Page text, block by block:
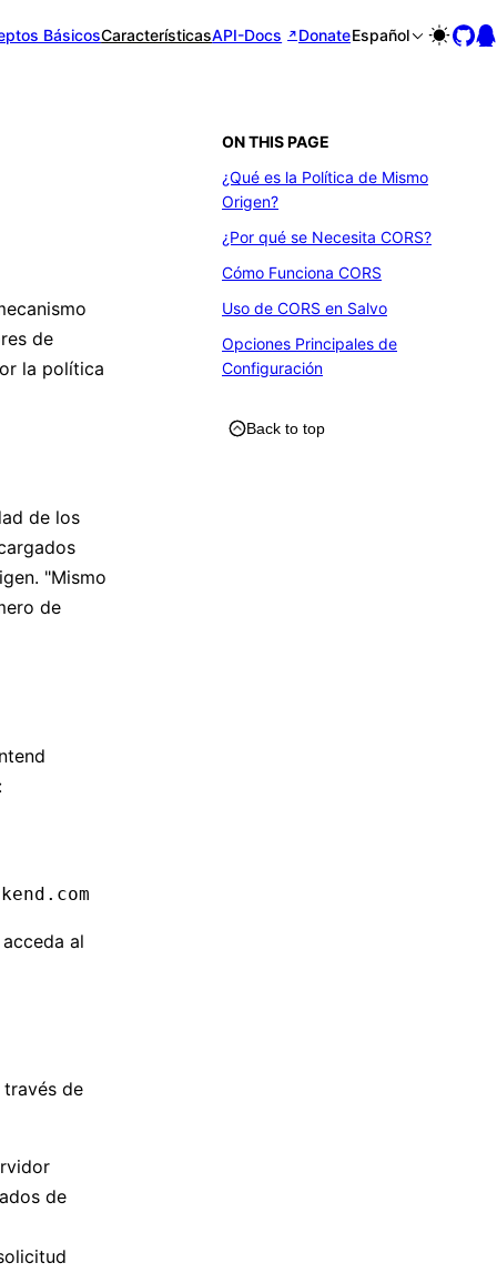
BásicosCaracterísticasAPI-Docs DonateEspañol
de
la política
de los
"Mismo
de
al
de
de
ON THIS PAGE
¿Qué es la Política de Mismo
Origen?
¿Por qué se Necesita CORS?
Cómo Funciona CORS
Uso de CORS en Salvo
Opciones Principales de
Configuración
Back to top